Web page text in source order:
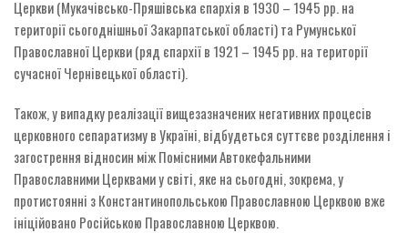
Церкви (Мукачівсько-Пряшівська єпархія в 1930 – 1945 рр. на
території сьогоднішньої Закарпатської області) та Румунської
Православної Церкви (ряд єпархії в 1921 – 1945 рр. на території
сучасної Чернівецької області).
Також, у випадку реалізації вищезазначених негативних процесів
церковного сепаратизму в Україні, відбудеться суттєве розділення і
загострення відносин між Помісними Автокефальними
Православними Церквами у світі, яке на сьогодні, зокрема, у
протистоянні з Константинопольською Православною Церквою вже
ініційовано Російською Православною Церквою.